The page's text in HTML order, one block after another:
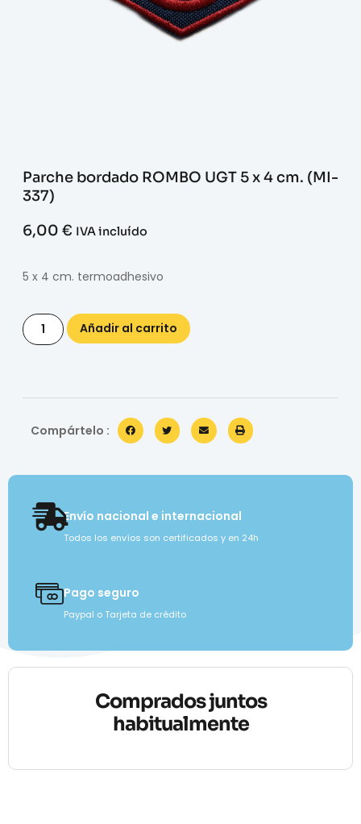
Parche bordado ROMBO UGT 5 x 4 cm. (MI-
337)
6,00 € IVA incluído
5 x 4 cm. termoadhesivo
Añadir al carrito
Compártelo :
Envío nacional e internacional
Todos los envíos son certificados y en 24h
Pago seguro
Paypal o Tarjeta de crédito
Comprados juntos
habitualmente